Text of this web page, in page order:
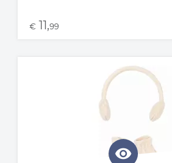
€ 11,99
visibility